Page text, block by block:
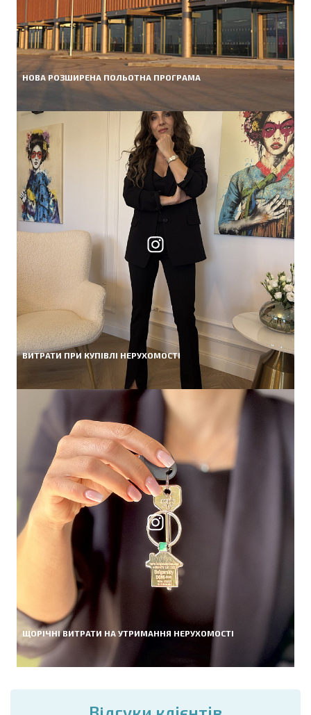
НОВА РОЗШИРЕНА ПОЛЬОТНА ПРОГРАМА
ВИТРАТИ ПРИ КУПІВЛІ НЕРУХОМОСТІ
ЩОРІЧНІ ВИТРАТИ НА УТРИМАННЯ НЕРУХОМОСТІ